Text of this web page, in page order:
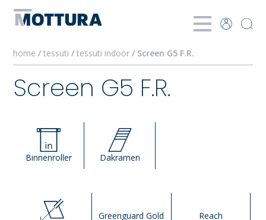
home /tessuti/tessuti indoor/ Screen G5 F.R.
Screen G5 F.R.
Binnenroller Dakramen
Greenguard Gold Reach